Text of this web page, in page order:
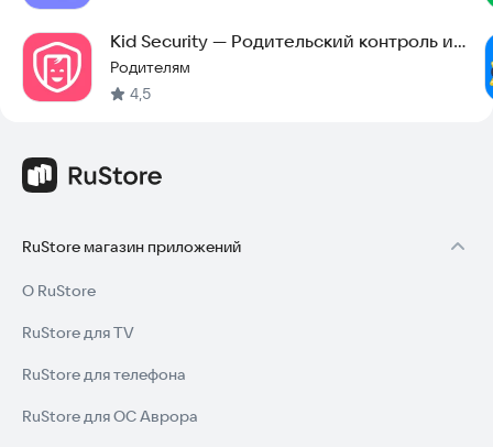
Kid Security — Родительский контроль и
геолокация
Родителям
4,5
RuStore магазин приложений
О RuStore
RuStore для TV
RuStore для телефона
RuStore для ОС Аврора